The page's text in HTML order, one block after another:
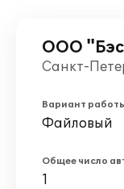
ООО
Санкт-
Вариант
Файловый
Общее число
1